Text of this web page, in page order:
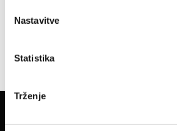
Nastavitve
Statistika
Trženje
Za uro se šteje efektivnih 50 minut. Vse cene so
KONTAKT